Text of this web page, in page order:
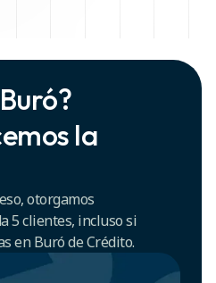
la
otorgamos
5 clientes, incluso si
en Buró de Crédito.